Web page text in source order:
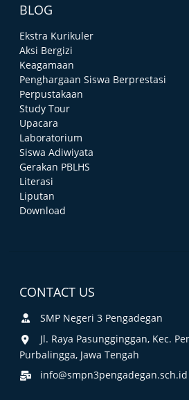
BLOG
Ekstra Kurikuler
Aksi Bergizi
Keagamaan
Penghargaan Siswa Berprestasi
Perpustakaan
Study Tour
Upacara
Laboratorium
Siswa Adiwiyata
Gerakan PBLHS
Literasi
Liputan
Download
CONTACT US
SMP Negeri 3 Pengadegan
Jl. Raya Pasungginggan, Kec.
Purbalingga, Jawa Tengah
info@smpn3pengadegan.sch.id